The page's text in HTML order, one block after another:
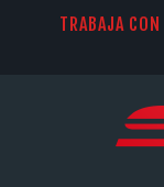
TRABAJA